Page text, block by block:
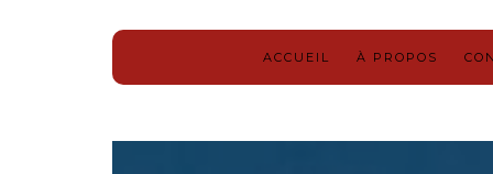
ACCUEIL À PROPOS